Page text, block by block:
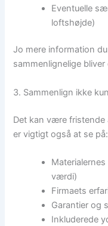
Eventuelle
loftshøjde)
Jo mere information
sammenlignelige
3. Sammenlign ikke
Det kan være
er vigtigt også at se på:
værdi)
Firmaets
Garantier og
Inkluderede